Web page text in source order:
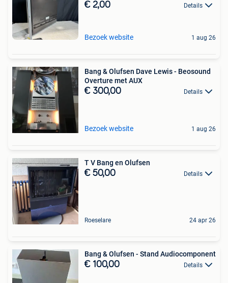
€ 2,00 Details
Bezoek website 1 aug 26
Bang & Olufsen Dave Lewis - Beosound
Overture met AUX
€ 300,00 Details
Bezoek website 1 aug 26
T V Bang en Olufsen
€ 50,00 Details
Roeselare 24 apr 26
Bang & Olufsen - Stand Audiocomponent
€ 100,00 Details